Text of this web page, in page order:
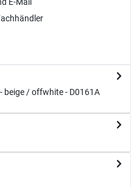
E-Mail
beige / offwhite - D0161A